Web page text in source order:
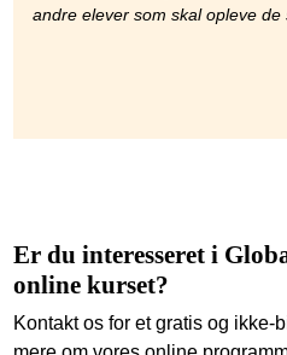
andre elever som skal opleve de
Er du interesseret i
online kurset?
Kontakt os for et gratis og